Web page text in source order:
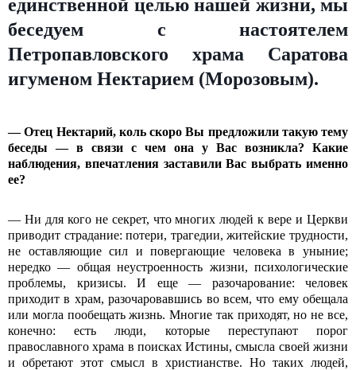
единственной целью нашей жизни, мы
беседуем с настоятелем
Петропавловского храма Саратова
игуменом Нектарием (Морозовым).
— Отец Нектарий, коль скоро Вы предложили такую тему
беседы — в связи с чем она у Вас возникла? Какие
наблюдения, впечатления заставили Вас выбрать именно
ее?
— Ни для кого не секрет, что многих людей к вере и Церкви
приводит страдание: потери, трагедии, житейские трудности,
не оставляющие сил и повергающие человека в уныние;
нередко — общая неустроенность жизни, психологические
проблемы, кризисы. И еще — разочарование: человек
приходит в храм, разочаровавшись во всем, что ему обещала
или могла пообещать жизнь. Многие так приходят, но не все,
конечно: есть люди, которые переступают порог
православного храма в поисках Истины, смысла своей жизни
и обретают этот смысл в христианстве. Но таких людей,